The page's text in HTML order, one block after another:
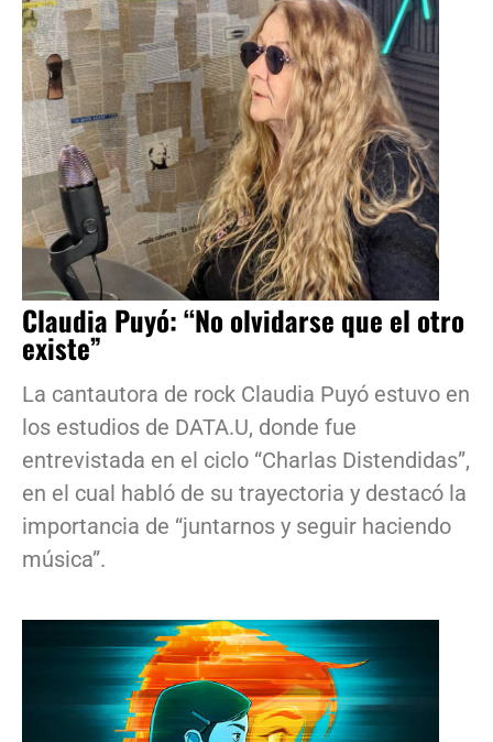
Claudia Puyó: “No olvidarse que el otro
existe”
La cantautora de rock Claudia Puyó estuvo en
los estudios de DATA.U, donde fue
entrevistada en el ciclo “Charlas Distendidas”,
en el cual habló de su trayectoria y destacó la
importancia de “juntarnos y seguir haciendo
música”.